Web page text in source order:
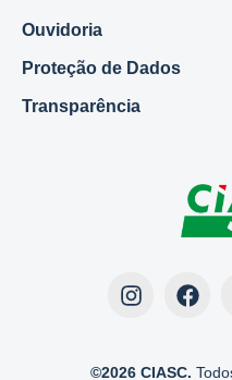
Ouvidoria
Proteção de Dados
Transparência
©2026 CIASC.